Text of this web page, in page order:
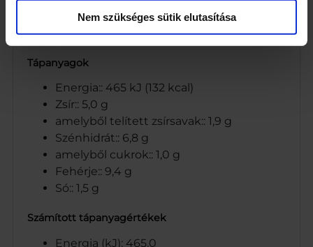
Nem szükséges sütik elutasítása
CO-OP Hungary Zrt.
Tápanyagok
Energia:: 465 kJ (132 kcal)
Zsír:: 5,0 g
amelyből telített zsírsavak:: 1,9 g
Szénhidrát:: 6,8 g
amelyből cukrok:: 1,0 g
Fehérje:: 9,4 g
Só:: 1,5 g
Számított tápanyagértékek
Energia (kJ): 465.0